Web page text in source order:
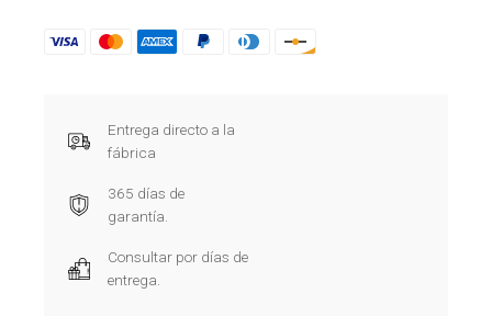
Entrega directo a la
fábrica
365 días de
garantía.
Consultar por días de
entrega.